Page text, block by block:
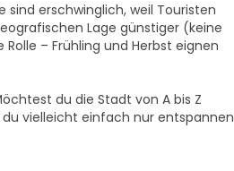
sind erschwinglich, weil Touristen
Lage günstiger (keine
– Frühling und Herbst eignen
du die Stadt von A bis Z
vielleicht einfach nur entspannen